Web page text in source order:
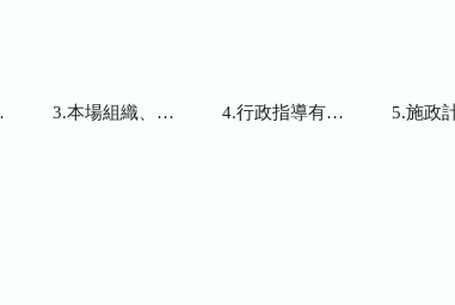
3.本場組織、職掌及聯絡資訊 4.行政指導有關文書 5.施政計畫、業務統